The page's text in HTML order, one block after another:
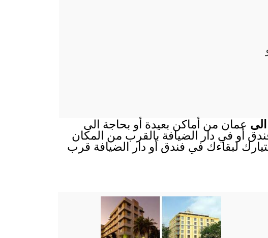
عمان من أماكن بعيدة أو بحاجة الى
فندق أو في دار الضيافة بالقرب من المكان
لبقاءك في فندق أو دار الضيافة قرب